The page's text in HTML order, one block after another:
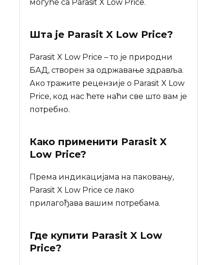
могуће са Parasit X Low Price.
Шта је Parasit X Low Price?
Parasit X Low Price – то је природни
БАД, створен за одржавање здравља.
Ако тражите рецензије о Parasit X Low
Price, код нас ћете наћи све што вам је
потребно.
Како применити Parasit X
Low Price?
Према индикацијама на паковању,
Parasit X Low Price се лако
прилагођава вашим потребама.
Где купити Parasit X Low
Price?